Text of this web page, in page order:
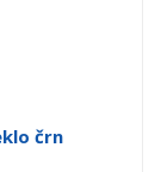
črn